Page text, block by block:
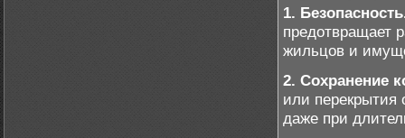
1.
предотвращает
жильцов и
2. Сохранение
или перекрытия
даже при